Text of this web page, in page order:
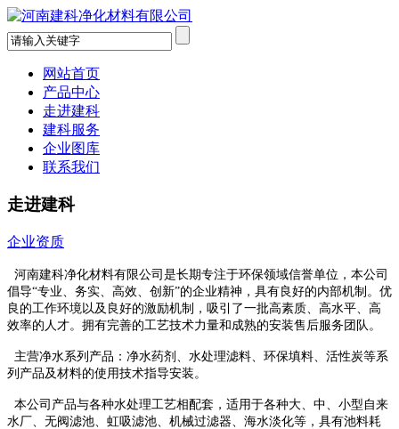
网站首页
产品中心
走进建科
建科服务
企业图库
联系我们
走进建科
企业资质
河南建科净化材料有限公司是长期专注于环保领域信誉单位，本公司
倡导“专业、务实、高效、创新”的企业精神，具有良好的内部机制。优
良的工作环境以及良好的激励机制，吸引了一批高素质、高水平、高
效率的人才。拥有完善的工艺技术力量和成熟的安装售后服务团队。
主营净水系列产品：净水药剂、水处理滤料、环保填料、活性炭等系
列产品及材料的使用技术指导安装。
本公司产品与各种水处理工艺相配套，适用于各种大、中、小型自来
水厂、无阀滤池、虹吸滤池、机械过滤器、海水淡化等，具有池料耗